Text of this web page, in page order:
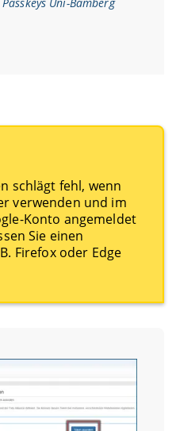
schlägt fehl, wenn
verwenden und im
Konto angemeldet
Sie einen
Firefox oder Edge